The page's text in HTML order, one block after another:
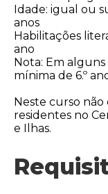
Idade: igual ou
anos
Habilitações
ano
Nota: Em
mínima de 6.º
Neste curso não
residentes no
e Ilhas.